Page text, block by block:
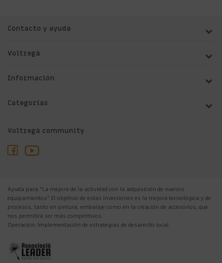
Contacto y ayuda
Voltregà
Información
Categorías
Voltregà community
Ayuda para "La mejora de la actividad con la adquisición de nuevos
equipamientos" El objetivo de estas inversiones es la mejora tecnológica y de
procesos, tanto en pintura, embalaje como en la creación de accesorios, que
nos permitirá ser más competitivos.
Operación: Implementación de estrategias de desarrollo local.